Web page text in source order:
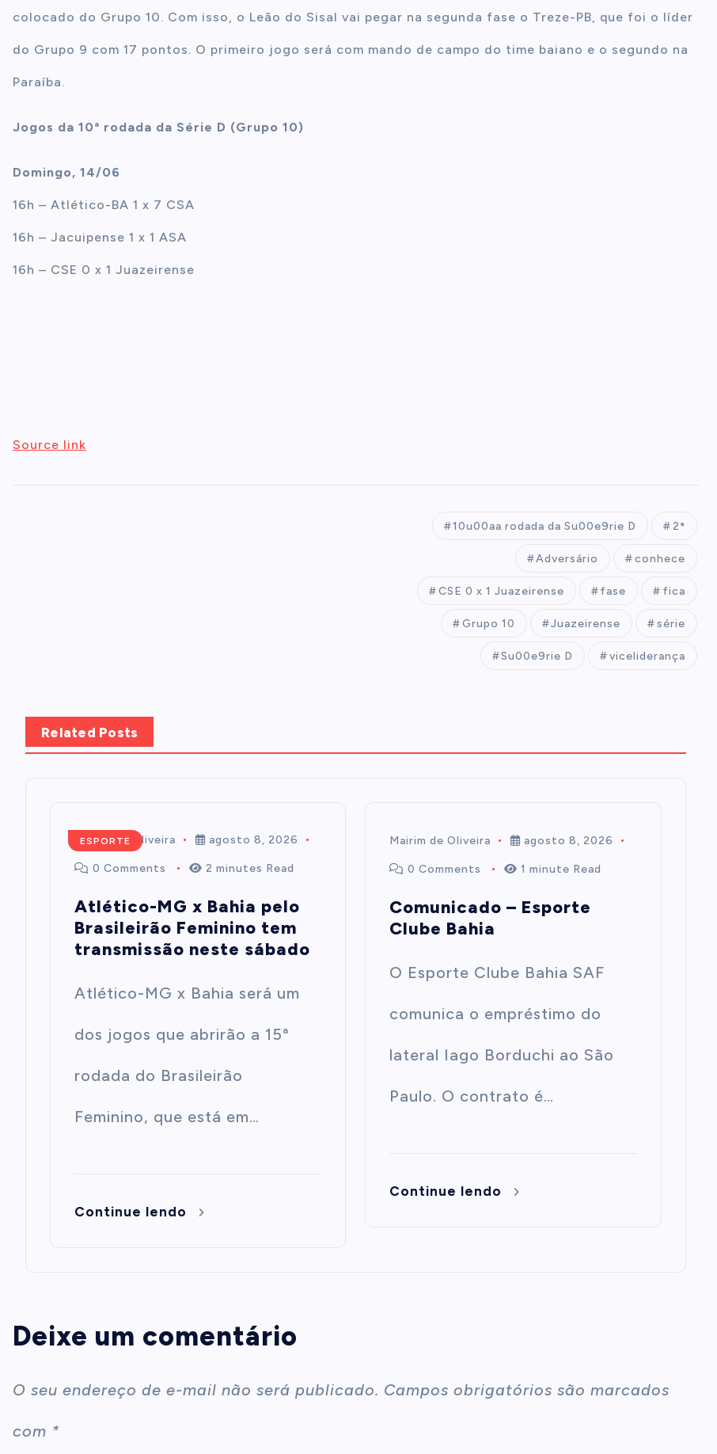
colocado do Grupo 10. Com isso, o Leão do Sisal vai pegar na segunda fase o Treze-PB, que foi o líder
do Grupo 9 com 17 pontos. O primeiro jogo será com mando de campo do time baiano e o segundo na
Paraíba.
Jogos da 10ª rodada da Série D (Grupo 10)
Domingo, 14/06
16h – Atlético-BA 1 x 7 CSA
16h – Jacuipense 1 x 1 ASA
16h – CSE 0 x 1 Juazeirense
Source link
10u00aa rodada da Su00e9rie D 2ª
Adversário conhece
CSE 0 x 1 Juazeirense fase fica
Grupo 10 Juazeirense série
Su00e9rie D viceliderança
Related Posts
ESPORTE
Mairim de Oliveira agosto 8, 2026
0 Comments 2 minutes Read
Atlético-MG x Bahia pelo
Brasileirão Feminino tem
transmissão neste sábado
Atlético-MG x Bahia será um
dos jogos que abrirão a 15ª
rodada do Brasileirão
Feminino, que está em…
Continue lendo
Mairim de Oliveira agosto 8, 2026
0 Comments 1 minute Read
Comunicado – Esporte
Clube Bahia
O Esporte Clube Bahia SAF
comunica o empréstimo do
lateral Iago Borduchi ao São
Paulo. O contrato é…
Continue lendo
Deixe um comentário
O seu endereço de e-mail não será publicado. Campos obrigatórios são marcados
com *